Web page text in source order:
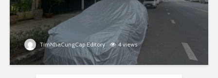
TimNhaCungCap Editory 4 views